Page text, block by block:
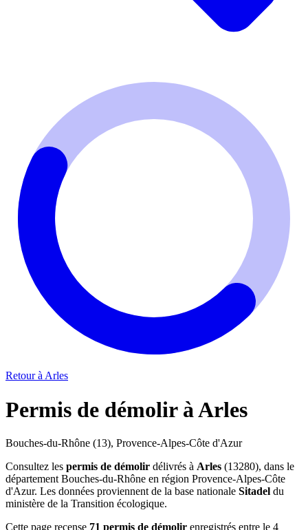
Retour à Arles
Permis de démolir à Arles
Bouches-du-Rhône (13), Provence-Alpes-Côte d'Azur
Consultez les permis de démolir délivrés à Arles (13280), dans le
département Bouches-du-Rhône en région Provence-Alpes-Côte
d'Azur. Les données proviennent de la base nationale Sitadel du
ministère de la Transition écologique.
Cette page recense 71 permis de démolir enregistrés entre le 4